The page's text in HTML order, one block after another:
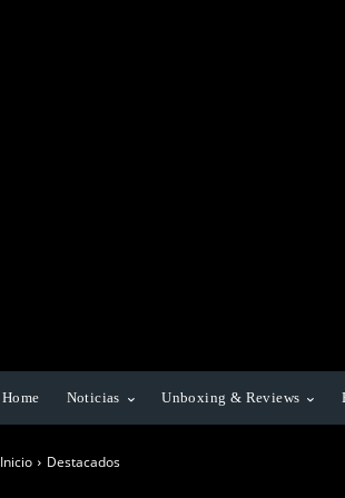
Home Noticias Unboxing & Reviews
Inicio Destacados